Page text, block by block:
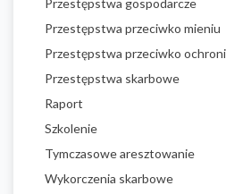
Przestępstwa przeciwko mieniu
Przestępstwa przeciwko
Przestępstwa skarbowe
Raport
Szkolenie
Tymczasowe aresztowanie
Wykorczenia skarbowe